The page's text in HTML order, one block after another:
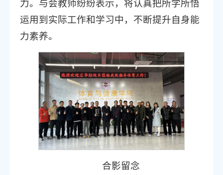
力。与会教师纷纷表示，将认真把所学所悟
运用到实际工作和学习中，不断提升自身能
力素养。
合影留念